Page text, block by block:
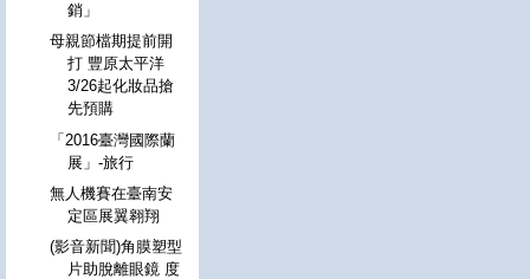
銷」
母親節檔期提前開
打 豐原太平洋
3/26起化妝品搶
先預購
「2016臺灣國際蘭
展」-旅行
無人機賽在臺南安
定區展翼翱翔
(影音新聞)角膜塑型
片助脫離眼鏡 度